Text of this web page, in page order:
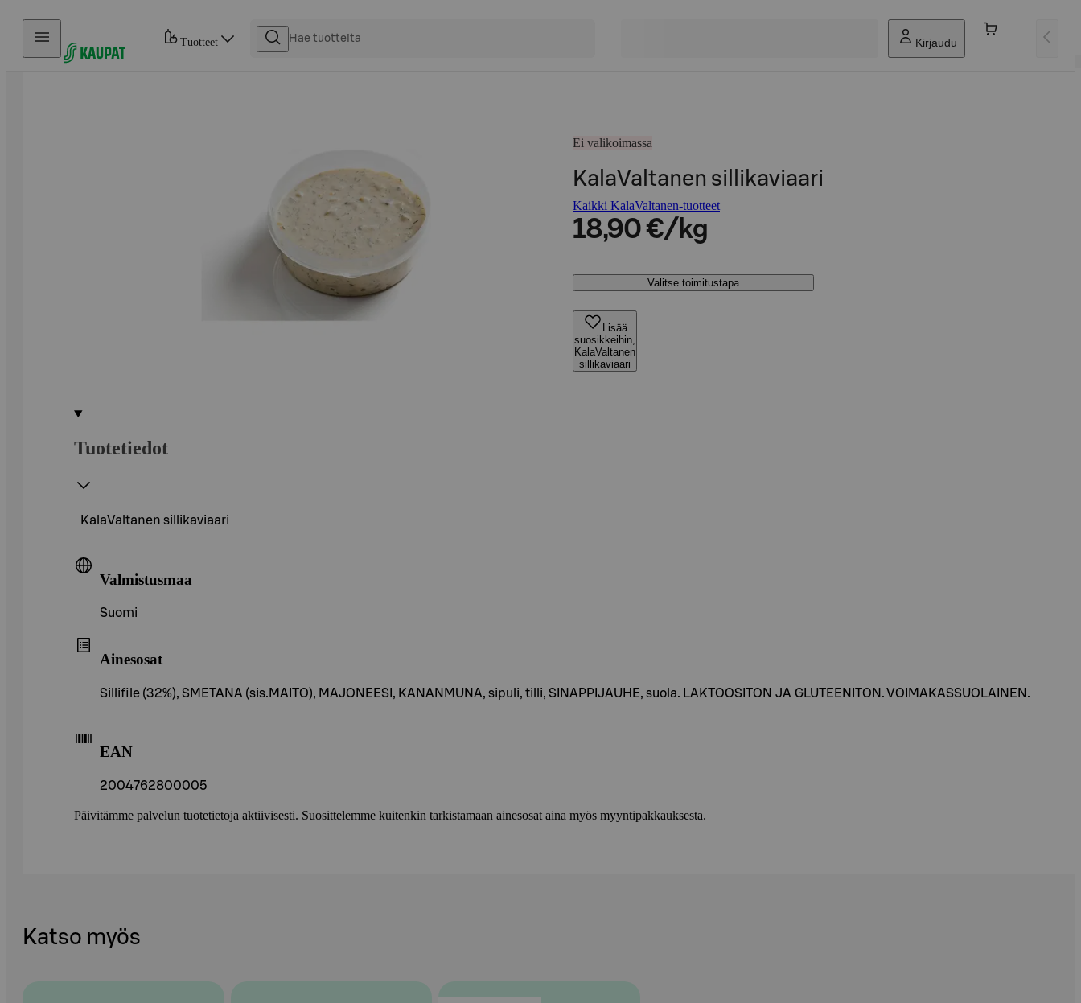
Hyppää sisältöön
Tuotteet Kirjaudu
Ei valikoimassa
KalaValtanen sillikaviaari
Kaikki KalaValtanen-tuotteet
18,90 €/kg
Valitse toimitustapa
Lisää
suosikkeihin,
KalaValtanen
sillikaviaari
Tuotetiedot
KalaValtanen sillikaviaari
Valmistusmaa
Suomi
Ainesosat
Sillifile (32%), SMETANA (sis.MAITO), MAJONEESI, KANANMUNA, sipuli, tilli, SINAPPIJAUHE, suola. LAKTOOSITON JA GLUTEENITON. VOIMAKASSUOLAINEN.
EAN
2004762800005
Päivitämme palvelun tuotetietoja aktiivisesti. Suosittelemme kuitenkin tarkistamaan ainesosat aina myös myyntipakkauksesta.
Katso myös